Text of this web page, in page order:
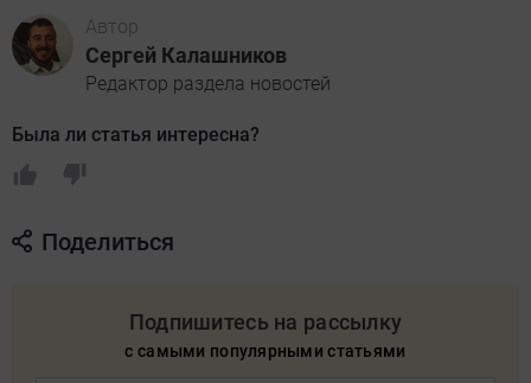
Автор
Сергей Калашников
Редактор раздела новостей
Была ли статья интересна?
Поделиться
Подпишитесь на рассылку
с самыми популярными статьями